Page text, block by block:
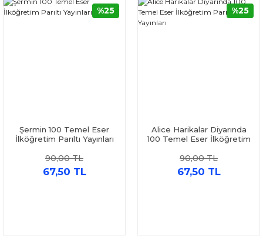
Şermin 100 Temel Eser
İlköğretim Parıltı Yayınları
90,00 TL
67,50 TL
%25
Alice Harikalar Diyarında
100 Temel Eser İlköğretim
90,00 TL
67,50 TL
%25